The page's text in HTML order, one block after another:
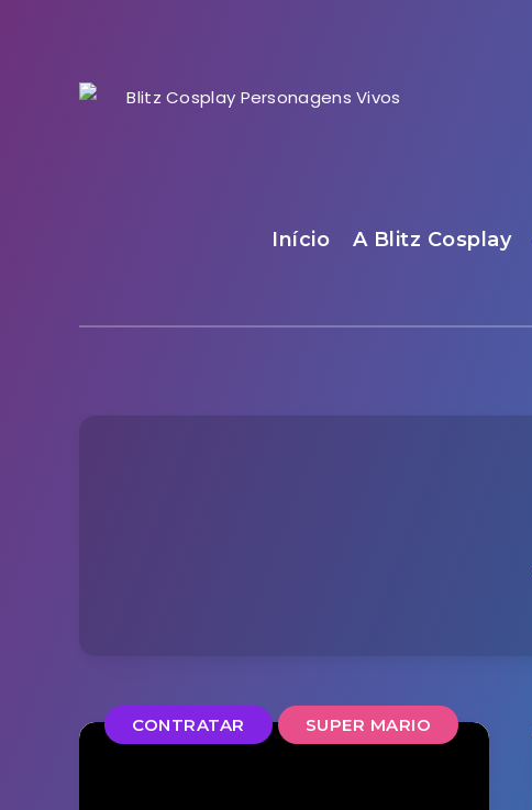
Início A Blitz Cosplay
CONTRATAR SUPER MARIO